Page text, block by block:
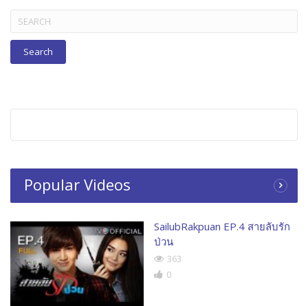
Search
for:
Popular Videos
SailubRakpuan EP.4 สายลับรัก
ป่วน
363
0